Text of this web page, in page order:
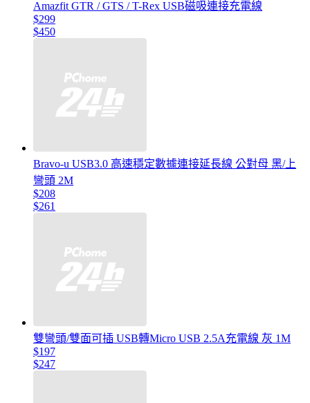
Amazfit GTR / GTS / T-Rex USB磁吸連接充電線
$299
$450
Bravo-u USB3.0 高速穩定數據連接延長線 公對母 黑/上
彎頭 2M
$208
$261
雙彎頭/雙面可插 USB轉Micro USB 2.5A充電線 灰 1M
$197
$247